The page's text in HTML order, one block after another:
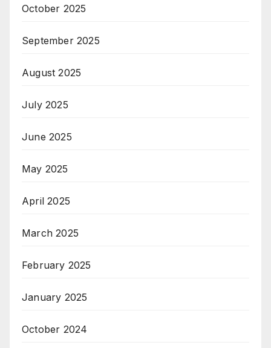
October 2025
September 2025
August 2025
July 2025
June 2025
May 2025
April 2025
March 2025
February 2025
January 2025
October 2024